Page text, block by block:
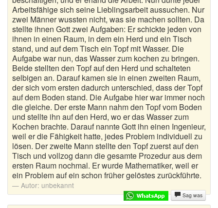
Arbeitsfähige sich seine Lieblingsarbeit aussuchen. Nur
zwei Männer wussten nicht, was sie machen sollten. Da
stellte ihnen Gott zwei Aufgaben: Er schickte jeden von
ihnen in einen Raum, in dem ein Herd und ein Tisch
stand, und auf dem Tisch ein Topf mit Wasser. Die
Aufgabe war nun, das Wasser zum kochen zu bringen.
Beide stellten den Topf auf den Herd und schalteten
selbigen an. Darauf kamen sie in einen zweiten Raum,
der sich vom ersten dadurch unterschied, dass der Topf
auf dem Boden stand. Die Aufgabe hier war immer noch
die gleiche. Der erste Mann nahm den Topf vom Boden
und stellte ihn auf den Herd, wo er das Wasser zum
Kochen brachte. Darauf nannte Gott ihn einen Ingenieur,
weil er die Fähigkeit hatte, jedes Problem individuell zu
lösen. Der zweite Mann stellte den Topf zuerst auf den
Tisch und vollzog dann die gesamte Prozedur aus dem
ersten Raum nochmal. Er wurde Mathematiker, weil er
ein Problem auf ein schon früher gelöstes zurückführte.
Autor: unbekannt
Sag was